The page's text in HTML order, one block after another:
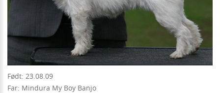
Født: 23.08.09
Far: Mindura My Boy Banjo